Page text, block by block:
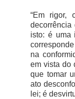
“Em rigor,
isto: é uma
na
em vista do
que tomar
ato
lei; é